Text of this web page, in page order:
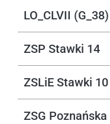
LO_CLVII
ZSP Stawki 14
ZSLiE Stawki 10
ZSG